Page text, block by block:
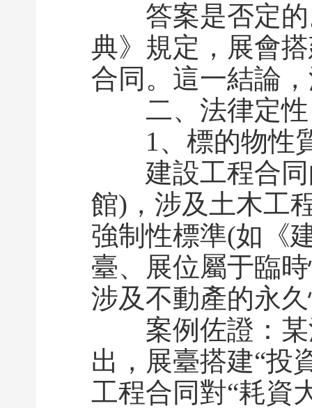
答案是否定的
典》規定，展會
合同。這一結論
二、法律定性
1、標的物性質
建設工程合同
館)，涉及土木工
強制性標準(如《
臺、展位屬于臨
涉及不動產的永
案例佐證：某
出，展臺搭建“投
工程合同對“耗資